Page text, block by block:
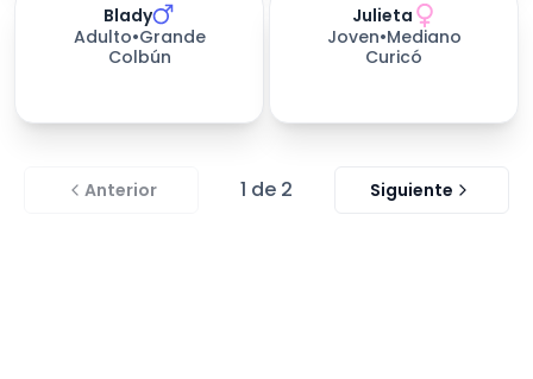
días esperando
Blady
Adulto•Grande
Colbún
días esperando
Julieta
Joven•Mediano
Curicó
Anterior 1 de 2 Siguiente